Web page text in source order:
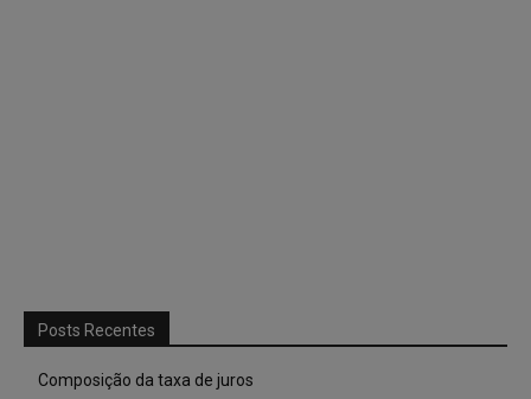
Posts Recentes
Composição da taxa de juros